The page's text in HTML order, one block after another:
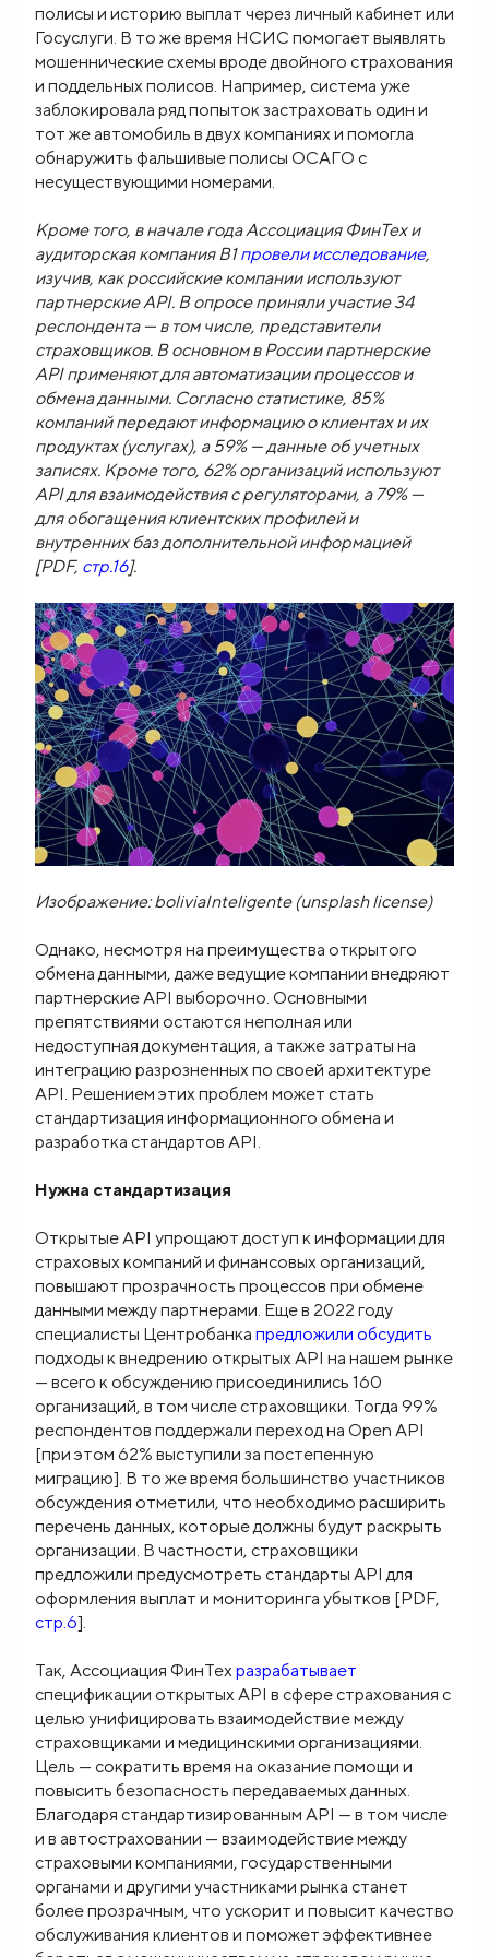
полисы и историю выплат через личный кабинет или
Госуслуги. В то же время НСИС помогает выявлять
мошеннические схемы вроде двойного страхования
и поддельных полисов. Например, система уже
заблокировала ряд попыток застраховать один и
тот же автомобиль в двух компаниях и помогла
обнаружить фальшивые полисы ОСАГО с
несуществующими номерами.
Кроме того, в начале года Ассоциация ФинТех и
аудиторская компания B1провели исследование,
изучив, как российские компании используют
партнерские API. В опросе приняли участие 34
респондента — в том числе, представители
страховщиков. В основном в России партнерские
API применяют для автоматизации процессов и
обмена данными. Согласно статистике, 85%
компаний передают информацию о клиентах и их
продуктах (услугах), а 59% — данные об учетных
записях. Кроме того, 62% организаций используют
API для взаимодействия с регуляторами, а 79% —
для обогащения клиентских профилей и
внутренних баз дополнительной информацией
[PDF, стр.16].
Изображение: boliviaInteligente (unsplash license)
Однако, несмотря на преимущества открытого
обмена данными, даже ведущие компании внедряют
партнерские API выборочно. Основными
препятствиями остаются неполная или
недоступная документация, а также затраты на
интеграцию разрозненных по своей архитектуре
API. Решением этих проблем может стать
стандартизация информационного обмена и
разработка стандартов API.
Нужна стандартизация
Открытые API упрощают доступ к информации для
страховых компаний и финансовых организаций,
повышают прозрачность процессов при обмене
данными между партнерами. Еще в 2022 году
специалисты Центробанка предложили обсудить
подходы к внедрению открытых API на нашем рынке
— всего к обсуждению присоединились 160
организаций, в том числе страховщики. Тогда 99%
респондентов поддержали переход на Open API
[при этом 62% выступили за постепенную
миграцию]. В то же время большинство участников
обсуждения отметили, что необходимо расширить
перечень данных, которые должны будут раскрыть
организации. В частности, страховщики
предложили предусмотреть стандарты API для
оформления выплат и мониторинга убытков [PDF,
стр.6].
Так, Ассоциация ФинТех разрабатывает
спецификации открытых API в сфере страхования с
целью унифицировать взаимодействие между
страховщиками и медицинскими организациями.
Цель — сократить время на оказание помощи и
повысить безопасность передаваемых данных.
Благодаря стандартизированным API — в том числе
и в автостраховании — взаимодействие между
страховыми компаниями, государственными
органами и другими участниками рынка станет
более прозрачным, что ускорит и повысит качество
обслуживания клиентов и поможет эффективнее